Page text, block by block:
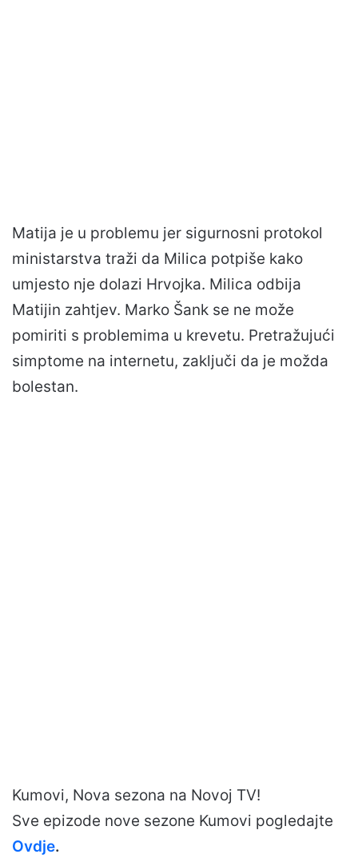
Matija je u problemu jer sigurnosni protokol
ministarstva traži da Milica potpiše kako
umjesto nje dolazi Hrvojka. Milica odbija
Matijin zahtjev. Marko Šank se ne može
pomiriti s problemima u krevetu. Pretražujući
simptome na internetu, zaključi da je možda
bolestan.
Kumovi, Nova sezona na Novoj TV!
Sve epizode nove sezone Kumovi pogledajte
Ovdje.